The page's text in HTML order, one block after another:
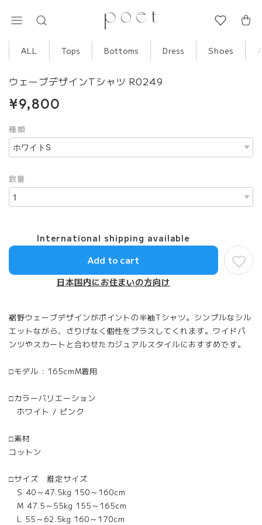
ALL Tops Bottoms Dress Shoes
ウェーブデザインTシャツ R0249
¥9,800
種類
数量
International shipping available
Add to cart
日本国内にお住まいの方向け
裾野ウェーブデザインがポイントの半袖Tシャツ。シンプルなシル
エットながら、さりげなく個性をプラスしてくれます。ワイドパ
ンツやスカートと合わせたカジュアルスタイルにおすすめです。
□モデル : 165cmM着用
□カラーバリエーション
ホワイト / ピンク
□素材
コットン
□サイズ 推定サイズ
S 40～47.5kg 150～160cm
M 47.5～55kg 155～165cm
L 55～62.5kg 160～170cm